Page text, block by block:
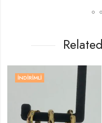
İNDIRIMLI